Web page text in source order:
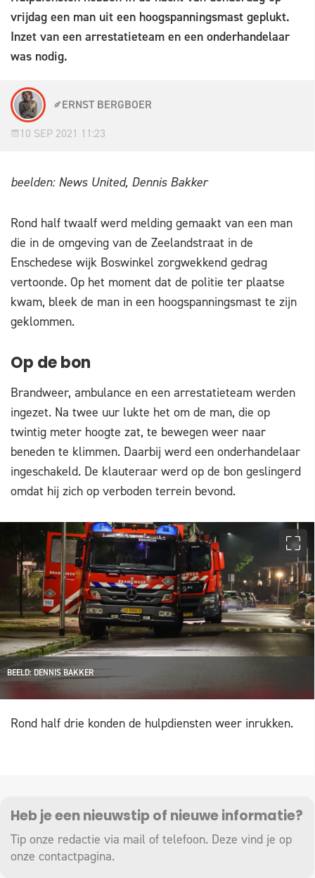
vrijdag een man uit een hoogspanningsmast geplukt.
Inzet van een arrestatieteam en een onderhandelaar
was nodig.
ERNST BERGBOER
10 SEP 2021 11:23
beelden: News United, Dennis Bakker
Rond half twaalf werd melding gemaakt van een man
die in de omgeving van de Zeelandstraat in de
Enschedese wijk Boswinkel zorgwekkend gedrag
vertoonde. Op het moment dat de politie ter plaatse
kwam, bleek de man in een hoogspanningsmast te zijn
geklommen.
Op de bon
Brandweer, ambulance en een arrestatieteam werden
ingezet. Na twee uur lukte het om de man, die op
twintig meter hoogte zat, te bewegen weer naar
beneden te klimmen. Daarbij werd een onderhandelaar
ingeschakeld. De klauteraar werd op de bon geslingerd
omdat hij zich op verboden terrein bevond.
BEELD: DENNIS BAKKER
Rond half drie konden de hulpdiensten weer inrukken.
Heb je een nieuwstip of nieuwe informatie?
Tip onze redactie via mail of telefoon. Deze vind je op
onze contactpagina.